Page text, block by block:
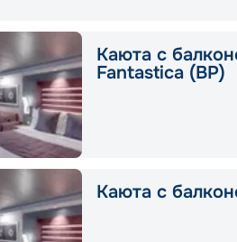
Каюта с
Fantastica (BP)
Каюта с